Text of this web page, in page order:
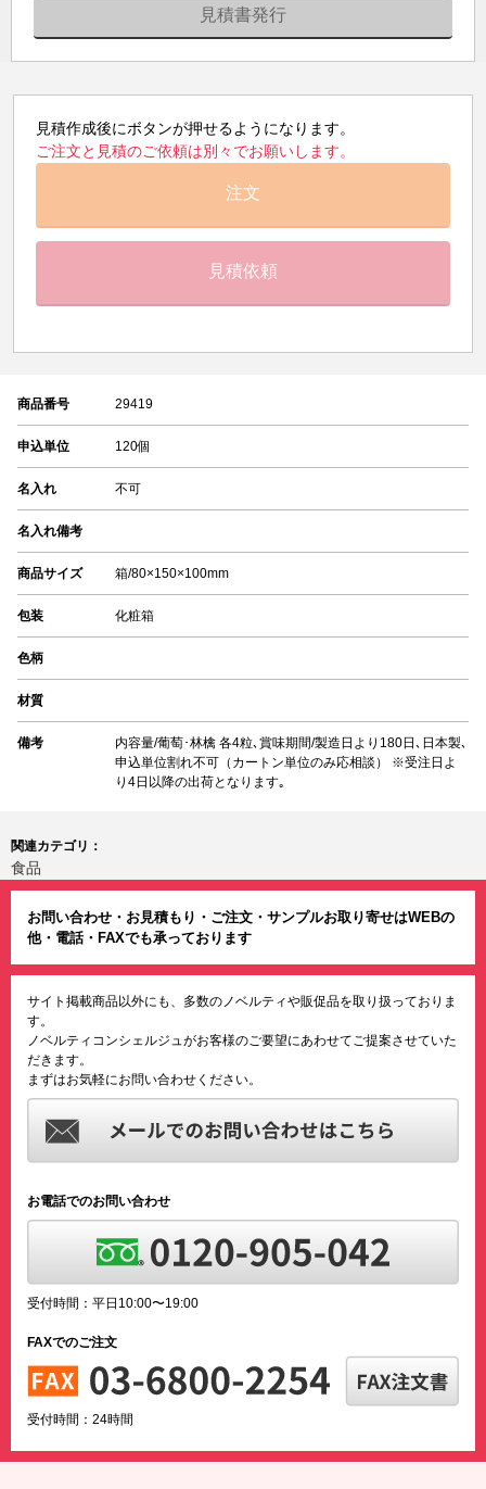
見積書発行
見積作成後にボタンが押せるようになります。
ご注文と見積のご依頼は別々でお願いします。
注文
見積依頼
商品番号 29419
申込単位 120個
名入れ 不可
名入れ備考
商品サイズ 箱/80×150×100mm
包装 化粧箱
色柄
材質
備考
内容量/葡萄･林檎 各4粒､賞味期間/製造日より180日､日本製､
申込単位割れ不可（カートン単位のみ応相談） ※受注日よ
り4日以降の出荷となります｡
関連カテゴリ：
食品
お問い合わせ・お見積もり・ご注文・サンプルお取り寄せはWEBの
他・電話・FAXでも承っております
サイト掲載商品以外にも、多数のノベルティや販促品を取り扱っておりま
す。
ノベルティコンシェルジュがお客様のご要望にあわせてご提案させていた
だきます。
まずはお気軽にお問い合わせください。
お電話でのお問い合わせ
受付時間：平日10:00〜19:00
FAXでのご注文
受付時間：24時間